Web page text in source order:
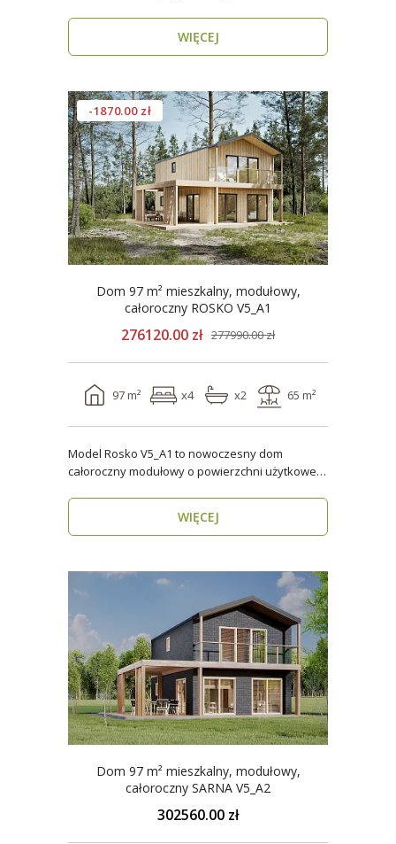
WIĘCEJ
-1870.00 zł
Dom 97 m² mieszkalny, modułowy,
całoroczny ROSKO V5_A1
276120.00 zł 277990.00 zł
97 m² x4 x2 65 m²
Model Rosko V5_A1 to nowoczesny dom
całoroczny modułowy o powierzchni użytkowej
WIĘCEJ
Dom 97 m² mieszkalny, modułowy,
całoroczny SARNA V5_A2
302560.00 zł